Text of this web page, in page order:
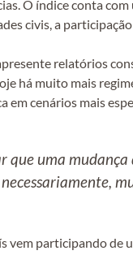
O índice conta
civis, a
relatórios
há muito mais
em cenários mais
que uma
vem participando de